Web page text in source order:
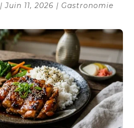
|Juin 11, 2026 | Gastronomie